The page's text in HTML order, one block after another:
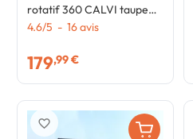
rotatif 360 CALVI taupe
3x4 M avec housse
4.6/5 - 16avis
179,99 €
favorite_border